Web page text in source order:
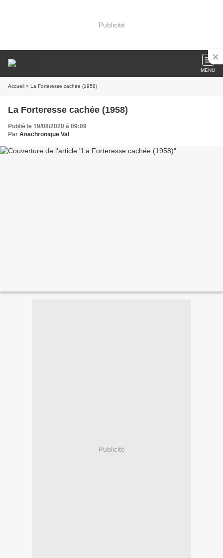
Publicité
MENU
Accueil » La Forteresse cachée (1958)
La Forteresse cachée (1958)
Publié le 19/08/2020 à 09:09
Par Anachronique Val
Publicité